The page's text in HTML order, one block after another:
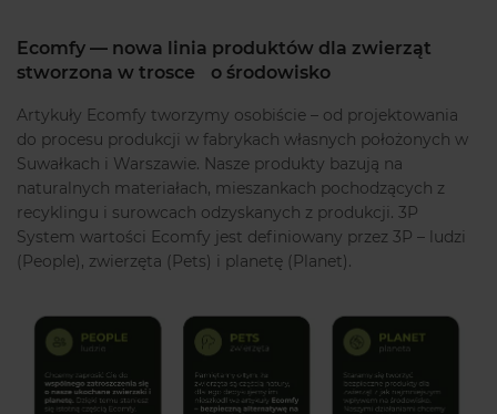
Ecomfy — nowa linia produktów dla zwierząt
stworzona w trosce o środowisko
Artykuły Ecomfy tworzymy osobiście – od projektowania
do procesu produkcji w fabrykach własnych położonych w
Suwałkach i Warszawie. Nasze produkty bazują na
naturalnych materiałach, mieszankach pochodzących z
recyklingu i surowcach odzyskanych z produkcji. 3P
System wartości Ecomfy jest definiowany przez 3P – ludzi
(People), zwierzęta (Pets) i planetę (Planet).